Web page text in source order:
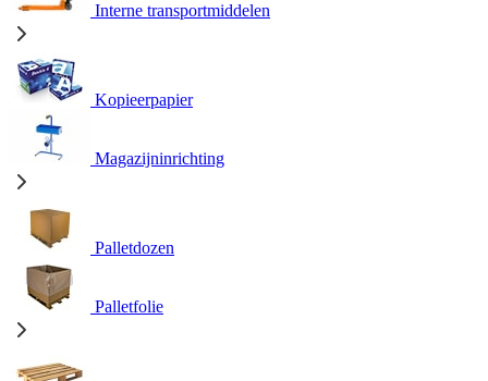
Interne transportmiddelen
Kopieerpapier
Magazijninrichting
Palletdozen
Palletfolie